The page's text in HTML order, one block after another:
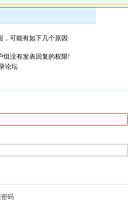
，可能有如下几个原因:
组没有发表回复的权限!
论坛
码